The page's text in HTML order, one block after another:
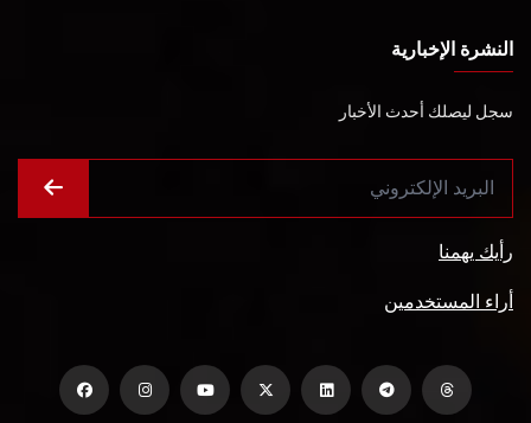
النشرة الإخبارية
سجل ليصلك أحدث الأخبار
رأيك يهمنا
أراء المستخدمين